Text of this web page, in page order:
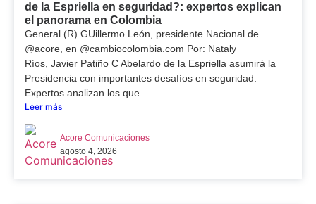
de la Espriella en seguridad?: expertos explican
el panorama en Colombia
General (R) GUillermo León, presidente Nacional de
@acore, en @cambiocolombia.com Por: Nataly
Ríos, Javier Patiño C Abelardo de la Espriella asumirá la
Presidencia con importantes desafíos en seguridad.
Expertos analizan los que...
Leer más
Acore Comunicaciones
agosto 4, 2026